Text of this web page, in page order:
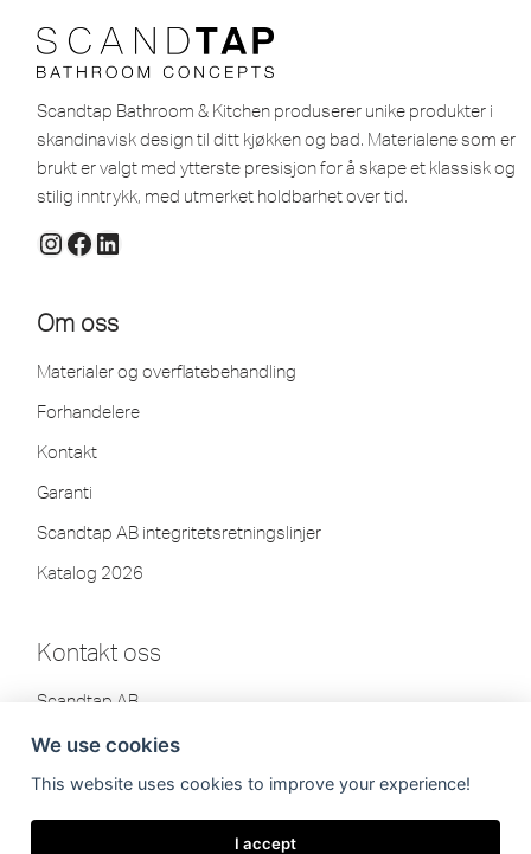
Scandtap Bathroom & Kitchen produserer unike produkter i
skandinavisk design til ditt kjøkken og bad. Materialene som er
brukt er valgt med ytterste presisjon for å skape et klassisk og
stilig inntrykk, med utmerket holdbarhet over tid.
Om oss
Materialer og overflatebehandling
Forhandelere
Kontakt
Garanti
Scandtap AB integritetsretningslinjer
Katalog 2026
Kontakt oss
Scandtap AB
302 41 Halmstad, Sverige
Tlf: +46 35-260 75 80
info[at]scandtap.com
We use cookies
This website uses cookies to improve your experience!
I accept